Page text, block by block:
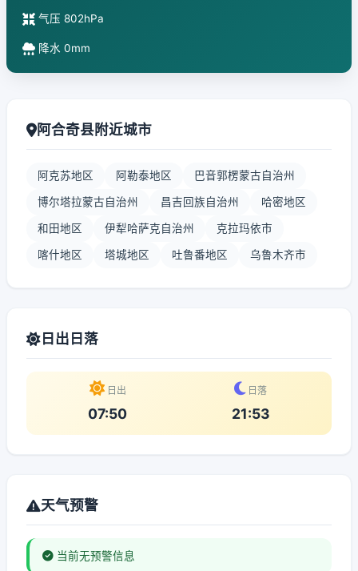
气压 802hPa
降水 0mm
阿合奇县附近城市
阿克苏地区 阿勒泰地区 巴音郭楞蒙古自治州
博尔塔拉蒙古自治州 昌吉回族自治州 哈密地区
和田地区 伊犁哈萨克自治州 克拉玛依市
喀什地区 塔城地区 吐鲁番地区 乌鲁木齐市
日出日落
日出
07:50
日落
21:53
天气预警
当前无预警信息